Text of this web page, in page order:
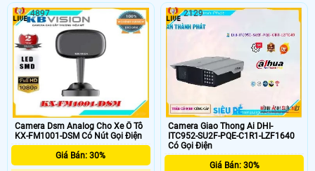
phân giải 3MP cung cấp hình ảnh
giám sát sắc nét, hỗ trợ ban đêm có
màu, tích hợp mic và loa đàm thoại
2 chiều, khả năng phát hiện phân
biệt người vật độ chính xác cao
và đêm. Camera DH-H5B hỗ trợ
quay quét linh hoạt (Pan 350° và
Tilt 80°), tính năng phát hiện người
Camera Dsm Analog Cho Xe Ô Tô
KX-FM1001-DSM Có Nút Gọi Điện
Giá Bán: 30%
4897
Camera Giao Thong Ai DHI-
ITC952-SU2F-PQE-C1R1-LZF1640
Có Gọi Điện
Giá Bán: 30%
2129